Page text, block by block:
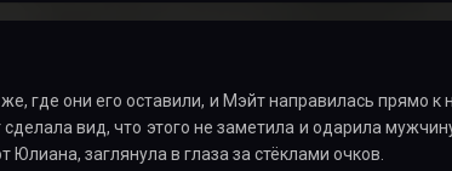
где они его оставили, и Мэйт направилась прямо
вид, что этого не заметила и одарила
заглянула в глаза за стёклами очков.